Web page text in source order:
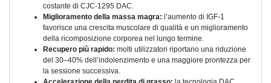
costante di CJC-1295 DAC.
Miglioramento della massa magra: l’aumento di IGF-1
favorisce una crescita muscolare di qualità e un miglioramento
della ricomposizione corporea nel lungo termine.
Recupero più rapido: molti utilizzatori riportano una riduzione
del 30–40% dell’indolenzimento e una maggiore prontezza per
la sessione successiva.